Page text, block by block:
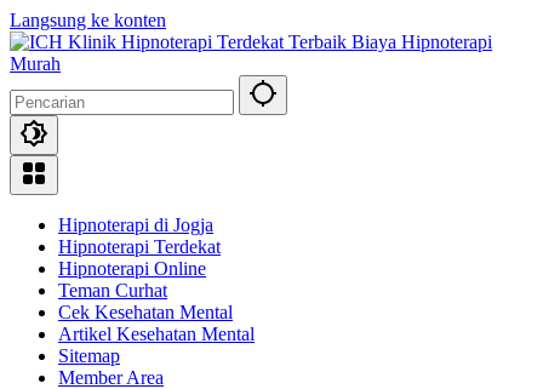
Langsung ke konten
Hipnoterapi di Jogja
Hipnoterapi Terdekat
Hipnoterapi Online
Teman Curhat
Cek Kesehatan Mental
Artikel Kesehatan Mental
Sitemap
Member Area